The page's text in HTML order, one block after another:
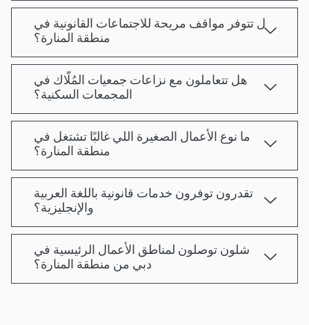
ل تتوفر مواقف مريحة للاجتماعات القانونية في
منطقة المنارة؟
هل تتعاملون مع نزاعات جمعيات المُلّاك في
المجمعات السكنية؟
ما نوع الأعمال الصغيرة اللي غالبًا تشتغل في
منطقة المنارة؟
تقدرون توفرون خدمات قانونية باللغة العربية
والإنجليزية؟
شلون توصلون لمناطق الأعمال الرئيسية في
دبي من منطقة المنارة؟